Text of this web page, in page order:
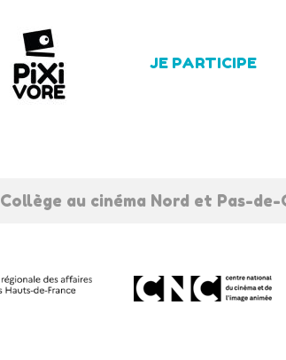
JE PARTICIPE
Collège au cinéma Nord et Pas-de-